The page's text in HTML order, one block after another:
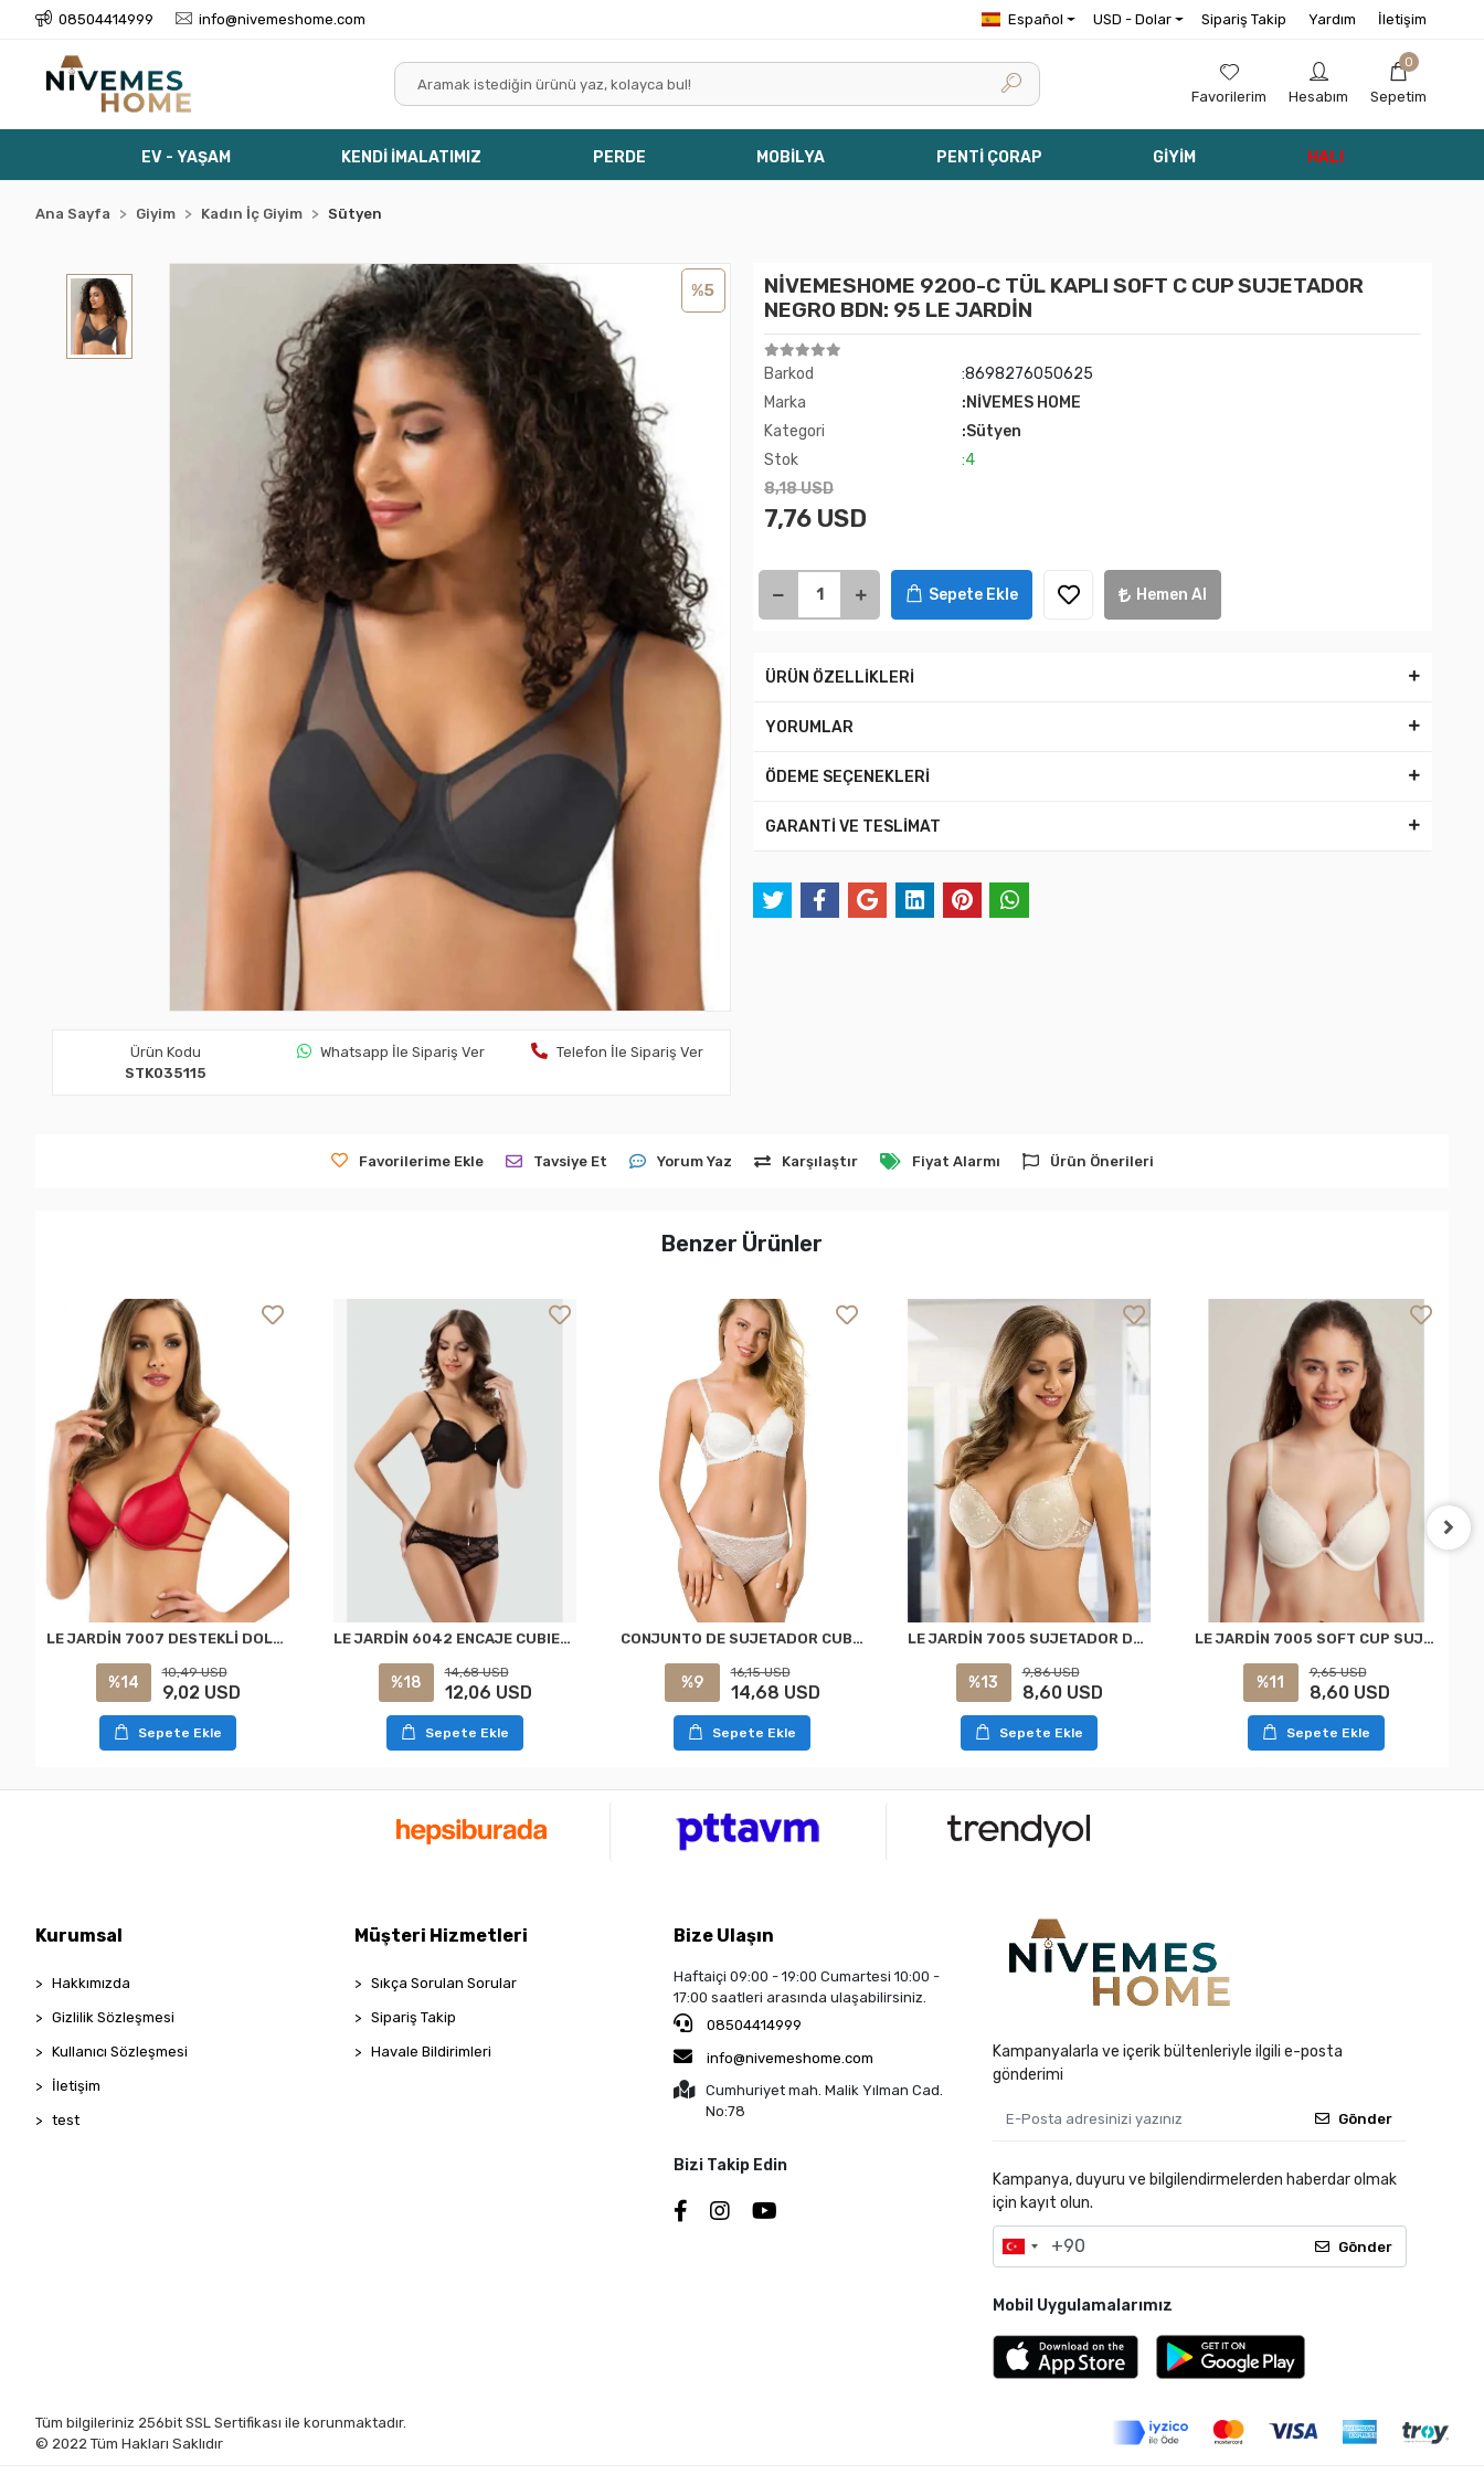
08504414999 info@nivemeshome.com Español USD - Dolar Sipariş Takip Yardım İletişim
Favorilerim Hesabım
0
Sepetim
EV - YAŞAM KENDİ İMALATIMIZ PERDE MOBİLYA PENTİ ÇORAP GİYİM HALI
Ana Sayfa Giyim Kadın İç Giyim Sütyen
%5
Ürün Kodu
STK035115
Whatsapp İle Sipariş Ver Telefon İle Sipariş Ver
NİVEMESHOME 9200-C TÜL KAPLI SOFT C CUP SUJETADOR
NEGRO BDN: 95 LE JARDİN
Barkod
:8698276050625
Marka
:NİVEMES HOME
Kategori
:Sütyen
Stok
:4
8,18 USD
7,76 USD
Sepete Ekle Hemen Al
ÜRÜN ÖZELLİKLERİ
YORUMLAR
ÖDEME SEÇENEKLERİ
GARANTİ VE TESLİMAT
Favorilerime Ekle Tavsiye Et Yorum Yaz Karşılaştır Fiyat Alarmı Ürün Önerileri
Benzer Ürünler
LE JARDİN 7007 DESTEKLİ DOLGULU BİYELİ ARKASI DEKOLTELİ SÜTYEN KIRMIZI
%14
10,49 USD
9,02 USD
Sepete Ekle
LE JARDİN 6042 ENCAJE CUBIERTO CONJUNTO DE SUJETADOR NEGRO
%18
14,68 USD
12,06 USD
Sepete Ekle
CONJUNTO DE SUJETADOR CUBIERTO DE ENCAJE LE JARDİN 6042 BLANCO
%9
16,15 USD
14,68 USD
Sepete Ekle
LE JARDİN 7005 SUJETADOR DE COPA SUAVE NEGRO
%13
9,86 USD
8,60 USD
Sepete Ekle
LE JARDİN 7005 SOFT CUP SUJETADOR BLANCO
%11
9,65 USD
8,60 USD
Sepete Ekle
Kurumsal
Hakkımızda
Gizlilik Sözleşmesi
Kullanıcı Sözleşmesi
İletişim
test
Müşteri Hizmetleri
Sıkça Sorulan Sorular
Sipariş Takip
Havale Bildirimleri
Bize Ulaşın
Haftaiçi 09:00 - 19:00 Cumartesi 10:00 -
17:00 saatleri arasında ulaşabilirsiniz.
08504414999
info@nivemeshome.com
Cumhuriyet mah. Malik Yılman Cad.
No:78
Bizi Takip Edin
Kampanyalarla ve içerik bültenleriyle ilgili e-posta
gönderimi
Gönder
Kampanya, duyuru ve bilgilendirmelerden haberdar olmak
için kayıt olun.
Gönder
Mobil Uygulamalarımız
Tüm bilgileriniz 256bit SSL Sertifikası ile korunmaktadır.
© 2022 Tüm Hakları Saklıdır